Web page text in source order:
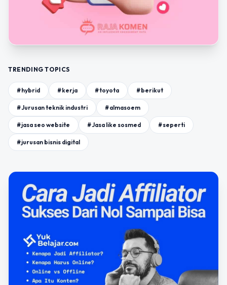
TRENDING TOPICS
#hybrid #kerja #toyota #berikut
#Jurusan teknik industri #almasoem
#jasa seo website #Jasa like sosmed #seperti
#jurusan bisnis digital